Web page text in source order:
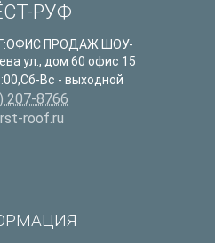
РУФ
ПРОДАЖ ШОУ-
ул., дом 60 офис 15
Вс - выходной
207-8766
roof.ru